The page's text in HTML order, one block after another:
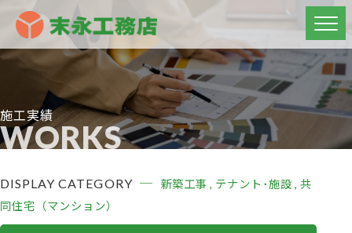
施工実績
WORKS
DISPLAY CATEGORY 新築工事 テナント･施設
共
同住宅（マンション）